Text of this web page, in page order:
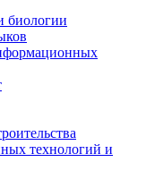
биологии
технологий и